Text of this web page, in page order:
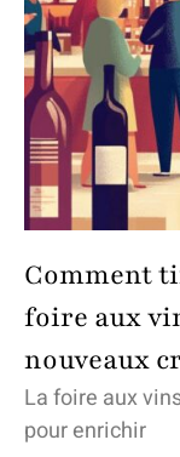
Comment
foire aux
nouveaux
La foire aux
pour enrichir